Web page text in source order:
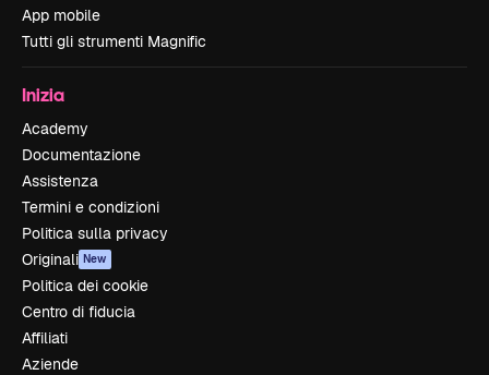
App mobile
Tutti gli strumenti Magnific
Inizia
Academy
Documentazione
Assistenza
Termini e condizioni
Politica sulla privacy
Originali New
Politica dei cookie
Centro di fiducia
Affiliati
Aziende